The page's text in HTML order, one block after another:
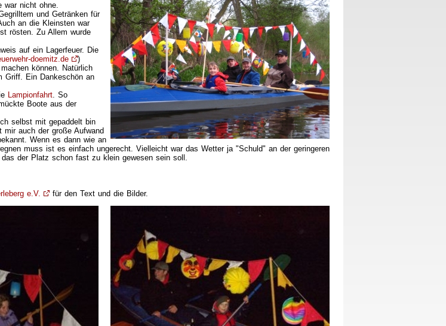
war nicht ohne.
und Getränken für
an die Kleinsten war
rösten. Zu Allem wurde
auf ein Lagerfeuer. Die
doemitz.de
)
können. Natürlich
Griff. Ein Dankeschön an
Lampionfahrt. So
Boote aus der
selbst mit gepaddelt bin
mir auch der große Aufwand
Wenn es dann wie an
muss ist es einfach ungerecht. Vielleicht war das Wetter ja "Schuld" an der geringeren
der Platz schon fast zu klein gewesen sein soll.
e.V. für den Text und die Bilder.